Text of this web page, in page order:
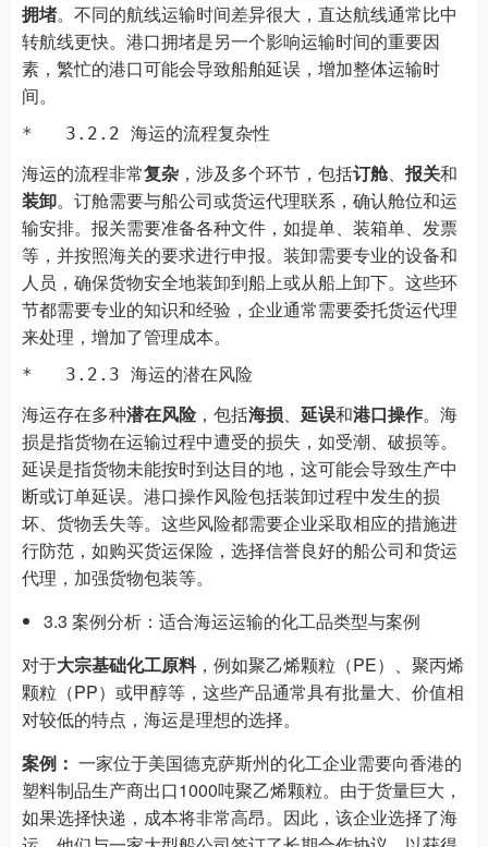
拥堵。不同的航线运输时间差异很大，直达航线通常比中
转航线更快。港口拥堵是另一个影响运输时间的重要因
素，繁忙的港口可能会导致船舶延误，增加整体运输时
间。
海运的流程非常复杂 ，涉及多个环节，包括订舱、 报关和
装卸。订舱需要与船公司或货运代理联系，确认舱位和运
输安排。报关需要准备各种文件，如提单、装箱单、发票
等，并按照海关的要求进行申报。装卸需要专业的设备和
人员，确保货物安全地装卸到船上或从船上卸下。这些环
节都需要专业的知识和经验，企业通常需要委托货运代理
来处理，增加了管理成本。
海运存在多种潜在风险，包括海损、 延误和港口操作。海
损是指货物在运输过程中遭受的损失，如受潮、破损等。
延误是指货物未能按时到达目的地，这可能会导致生产中
断或订单延误。港口操作风险包括装卸过程中发生的损
坏、货物丢失等。这些风险都需要企业采取相应的措施进
行防范，如购买货运保险，选择信誉良好的船公司和货运
代理，加强货物包装等。
3.3 案例分析：适合海运运输的化工品类型与案例
对于大宗基础化工原料，例如聚乙烯颗粒（PE）、聚丙烯
颗粒（PP）或甲醇等，这些产品通常具有批量大、价值相
对较低的特点，海运是理想的选择。
案例： 一家位于美国德克萨斯州的化工企业需要向香港的
塑料制品生产商出口1000吨聚乙烯颗粒。由于货量巨大，
如果选择快递，成本将非常高昂。因此，该企业选择了海